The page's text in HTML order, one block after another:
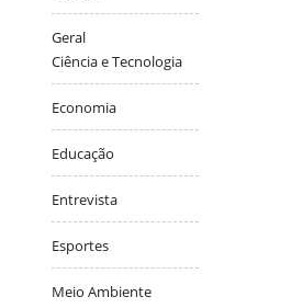
Geral
Ciência e Tecnologia
Economia
Educação
Entrevista
Esportes
Meio Ambiente